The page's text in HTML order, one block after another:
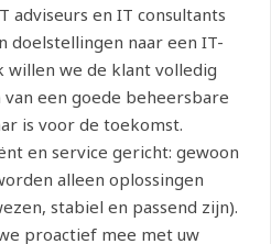
adviseurs en IT consultants
doelstellingen naar een IT-
willen we de klant volledig
een goede beheersbare
is voor de toekomst.
en service gericht: gewoon
alleen oplossingen
stabiel en passend zijn).
proactief mee met uw